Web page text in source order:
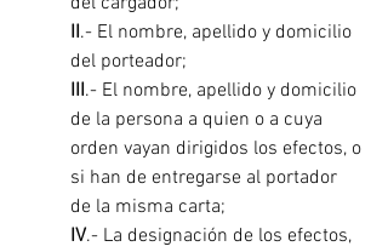
II.- El nombre, apellido y domicilio
del porteador;
III.- El nombre, apellido y domicilio
de la persona a quien o a cuya
orden vayan dirigidos los efectos, o
si han de entregarse al portador
de la misma carta;
IV.- La designación de los efectos,